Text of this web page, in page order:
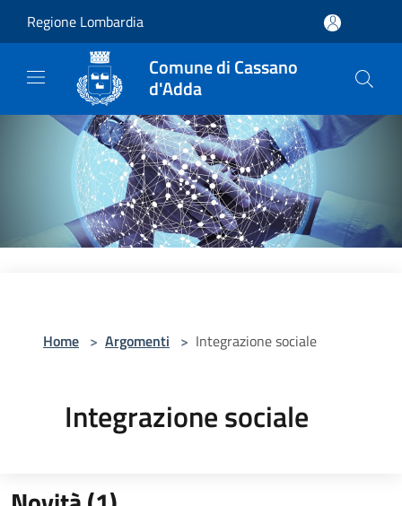
Regione Lombardia
Comune di Cassano
d'Adda
Home > Argomenti > Integrazione sociale
Integrazione sociale